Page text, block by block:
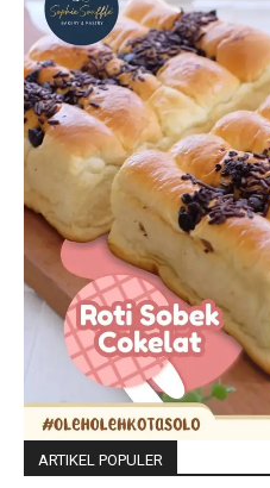
ARTIKEL POPULER